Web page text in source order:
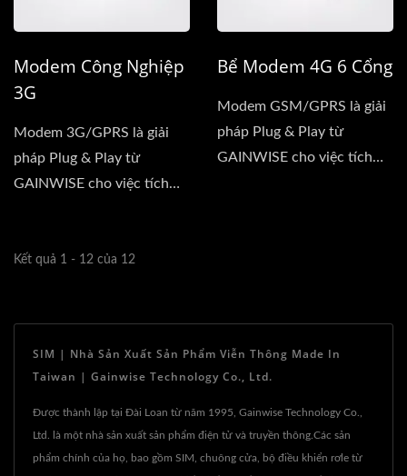
Modem Công Nghiệp
3G
Modem 3G/GPRS là giải
pháp Plug & Play từ
GAINWISE cho việc tích
Bể Modem 4G 6 Cổng
Modem GSM/GPRS là giải
pháp Plug & Play từ
GAINWISE cho việc tích
Kết quả 1 - 12 của 12
SIM | Nhà Sản Xuất Sản Phẩm Viễn Thông Made In
Taiwan | Gainwise Technology Co., Ltd.
Được thành lập tại Đài Loan từ năm 1995, Gainwise Technology Co.,
Ltd. là một nhà sản xuất sản phẩm điện tử và truyền thông.Các sản
phẩm chính của họ, bao gồm SIM, chuông cửa, bộ điều khiển rơle từ